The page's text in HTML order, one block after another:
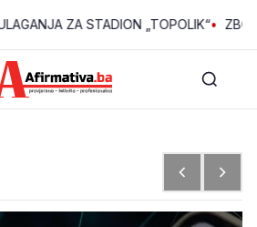
ZA STADION „TOPOLIK“• ZBOG